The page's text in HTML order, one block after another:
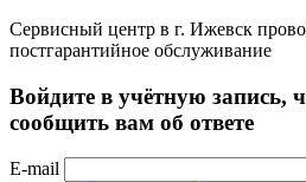
Сервисный центр в г. Ижевск
постгарантийное обслуживание
Войдите в учётную запись,
сообщить вам об ответе
E-mail